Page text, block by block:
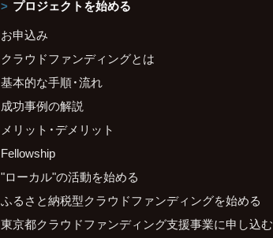
プロジェクトを始める
お申込み
クラウドファンディングとは
基本的な手順・流れ
成功事例の解説
メリット・デメリット
Fellowship
"ローカル"の活動を始める
ふるさと納税型クラウドファンディングを始める
東京都クラウドファンディング支援事業に申し込む